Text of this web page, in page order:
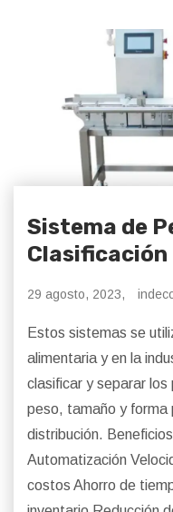
Sistema de
Clasificación
29 agosto, 2023,
Estos sistemas se
alimentaria y en la
clasificar y separar los
peso, tamaño y forma
distribución.
Automatización
costos Ahorro de